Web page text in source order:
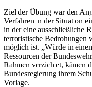
Ziel der Übung war den
Verfahren in der Situation
in der eine ausschließliche
terroristische Bedrohungen
möglich ist. „Würde in
Ressourcen der
Rahmen verzichtet, kämen
Bundesregierung ihrem
Vorlage.